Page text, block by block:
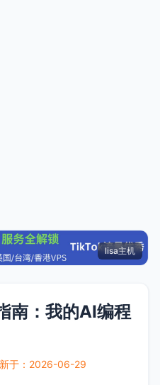
lisa主机
南：我的AI编程
于：2026-06-29